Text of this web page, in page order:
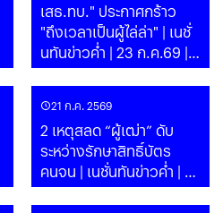
เสธ.ทบ." ประกาศกร้าว
"ถึงเวลาเป็นผู้ไล่ล่า" | เนชั่
นทันข่าวค่ำ | 23 ก.ค.69 |
PART
21 ก.ค. 2569
2 เหตุสลด “ผู้เฒ่า” ดับ
ระหว่างรักษาสิทธิ์บัตร
คนจน | เนชั่นทันข่าวค่ำ | 21
ก.ค.69 | PART